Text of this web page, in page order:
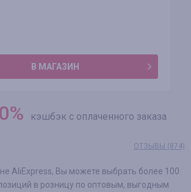
В МАГАЗИН
% кэшбэк с оплаченного заказа
ОТЗЫВЫ (874)
AliExpress, Вы можете выбрать более 100
в розницу по оптовым, выгодным